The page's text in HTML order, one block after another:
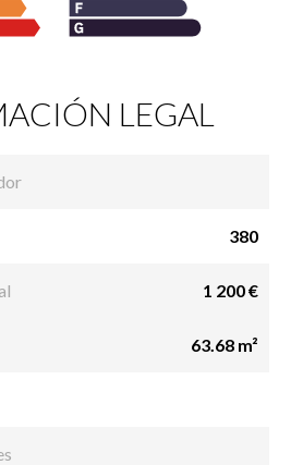
LEGAL
380
1 200 €
63.68 m²